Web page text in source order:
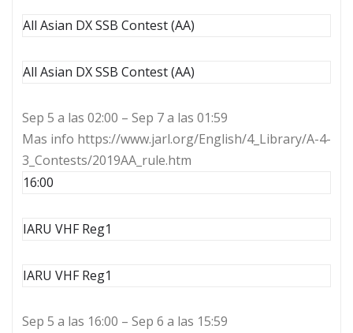
All Asian DX SSB Contest (AA)
All Asian DX SSB Contest (AA)
Sep 5 a las 02:00 – Sep 7 a las 01:59
Mas info https://www.jarl.org/English/4_Library/A-4-
3_Contests/2019AA_rule.htm
16:00
IARU VHF Reg1
IARU VHF Reg1
Sep 5 a las 16:00 – Sep 6 a las 15:59